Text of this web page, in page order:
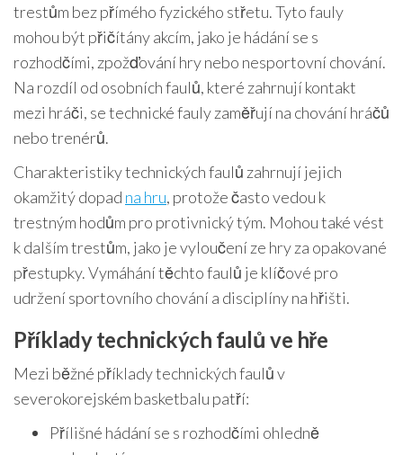
trestům bez přímého fyzického střetu. Tyto fauly
mohou být přičítány akcím, jako je hádání se s
rozhodčími, zpožďování hry nebo nesportovní chování.
Na rozdíl od osobních faulů, které zahrnují kontakt
mezi hráči, se technické fauly zaměřují na chování hráčů
nebo trenérů.
Charakteristiky technických faulů zahrnují jejich
okamžitý dopad na hru, protože často vedou k
trestným hodům pro protivnický tým. Mohou také vést
k dalším trestům, jako je vyloučení ze hry za opakované
přestupky. Vymáhání těchto faulů je klíčové pro
udržení sportovního chování a disciplíny na hřišti.
Příklady technických faulů ve hře
Mezi běžné příklady technických faulů v
severokorejském basketbalu patří:
Přílišné hádání se s rozhodčími ohledně